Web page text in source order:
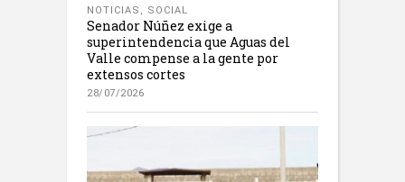
NOTICIAS , SOCIAL
Senador Núñez exige a
superintendencia que Aguas del
Valle compense a la gente por
extensos cortes
28/07/2026